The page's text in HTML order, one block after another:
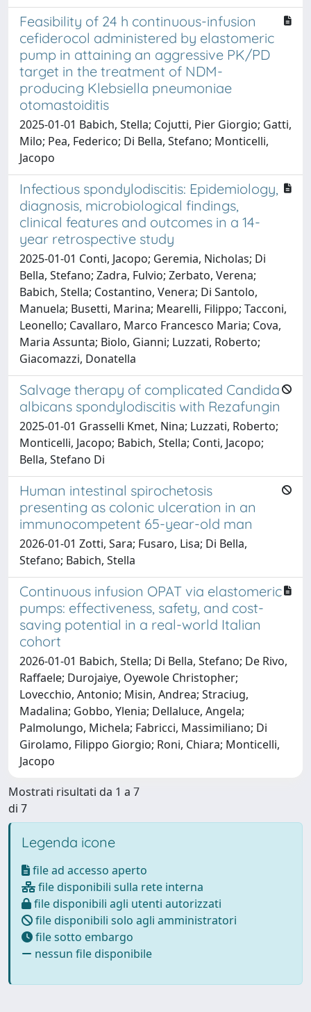
Feasibility of 24 h continuous-infusion
cefiderocol administered by elastomeric
pump in attaining an aggressive PK/PD
target in the treatment of NDM-
producing Klebsiella pneumoniae
otomastoiditis
2025-01-01 Babich, Stella; Cojutti, Pier Giorgio; Gatti,
Milo; Pea, Federico; Di Bella, Stefano; Monticelli,
Jacopo
Infectious spondylodiscitis: Epidemiology,
diagnosis, microbiological findings,
clinical features and outcomes in a 14-
year retrospective study
2025-01-01 Conti, Jacopo; Geremia, Nicholas; Di
Bella, Stefano; Zadra, Fulvio; Zerbato, Verena;
Babich, Stella; Costantino, Venera; Di Santolo,
Manuela; Busetti, Marina; Mearelli, Filippo; Tacconi,
Leonello; Cavallaro, Marco Francesco Maria; Cova,
Maria Assunta; Biolo, Gianni; Luzzati, Roberto;
Giacomazzi, Donatella
Salvage therapy of complicated Candida
albicans spondylodiscitis with Rezafungin
2025-01-01 Grasselli Kmet, Nina; Luzzati, Roberto;
Monticelli, Jacopo; Babich, Stella; Conti, Jacopo;
Bella, Stefano Di
Human intestinal spirochetosis
presenting as colonic ulceration in an
immunocompetent 65-year-old man
2026-01-01 Zotti, Sara; Fusaro, Lisa; Di Bella,
Stefano; Babich, Stella
Continuous infusion OPAT via elastomeric
pumps: effectiveness, safety, and cost-
saving potential in a real-world Italian
cohort
2026-01-01 Babich, Stella; Di Bella, Stefano; De Rivo,
Raffaele; Durojaiye, Oyewole Christopher;
Lovecchio, Antonio; Misin, Andrea; Straciug,
Madalina; Gobbo, Ylenia; Dellaluce, Angela;
Palmolungo, Michela; Fabricci, Massimiliano; Di
Girolamo, Filippo Giorgio; Roni, Chiara; Monticelli,
Jacopo
Mostrati risultati da 1 a 7
di 7
Legenda icone
file ad accesso aperto
file disponibili sulla rete interna
file disponibili agli utenti autorizzati
file disponibili solo agli amministratori
file sotto embargo
nessun file disponibile